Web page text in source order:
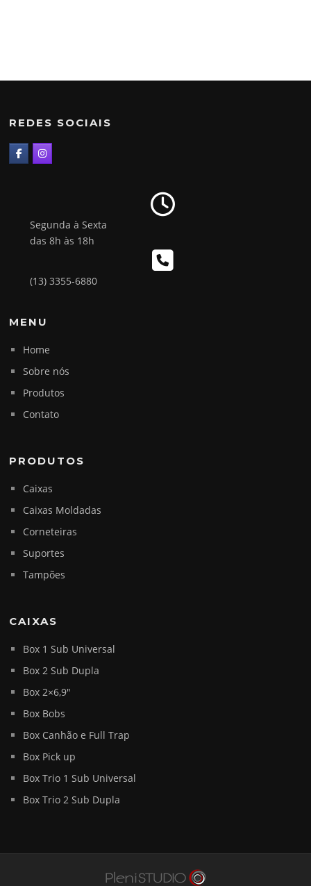
REDES SOCIAIS
Segunda à Sexta
das 8h às 18h
(13) 3355-6880
MENU
Home
Sobre nós
Produtos
Contato
PRODUTOS
Caixas
Caixas Moldadas
Corneteiras
Suportes
Tampões
CAIXAS
Box 1 Sub Universal
Box 2 Sub Dupla
Box 2×6,9″
Box Bobs
Box Canhão e Full Trap
Box Pick up
Box Trio 1 Sub Universal
Box Trio 2 Sub Dupla